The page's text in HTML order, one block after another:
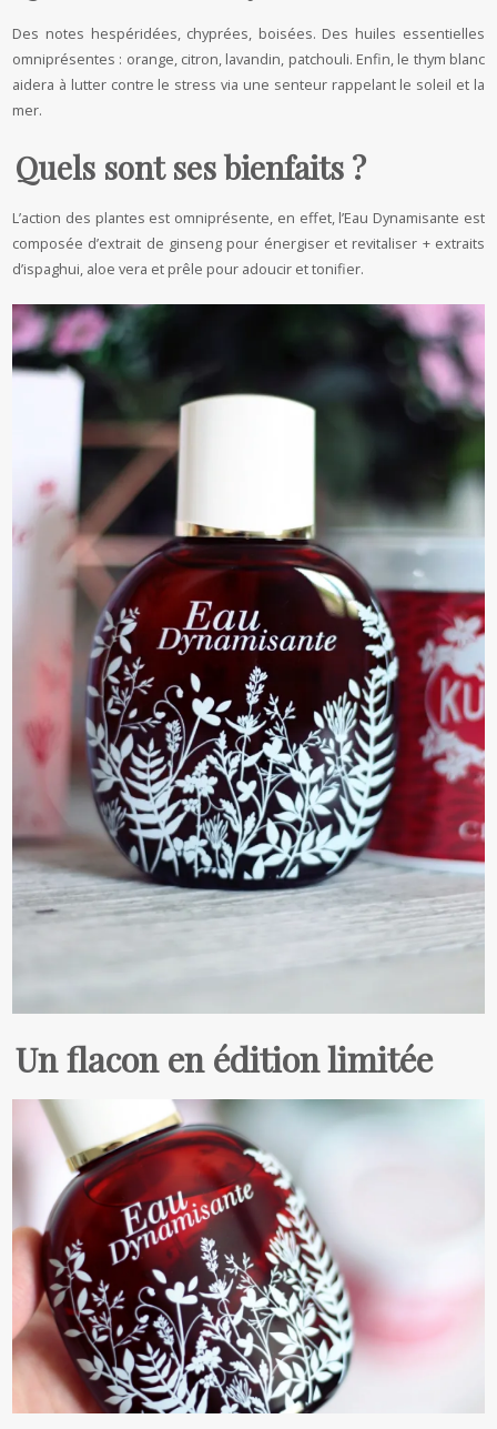
Des notes hespéridées, chyprées, boisées. Des huiles essentielles
omniprésentes : orange, citron, lavandin, patchouli. Enfin, le thym blanc
aidera à lutter contre le stress via une senteur rappelant le soleil et la
mer.
Quels sont ses bienfaits ?
L’action des plantes est omniprésente, en effet, l’Eau Dynamisante est
composée d’extrait de ginseng pour énergiser et revitaliser + extraits
d’ispaghui, aloe vera et prêle pour adoucir et tonifier.
Un flacon en édition limitée